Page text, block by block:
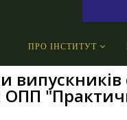
ПРО ІНСТИТУТ
ОПП